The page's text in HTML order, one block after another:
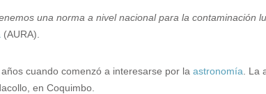
una norma a nivel nacional para la contaminación
(AURA).
cuando comenzó a interesarse por la astronomía .
en Coquimbo.